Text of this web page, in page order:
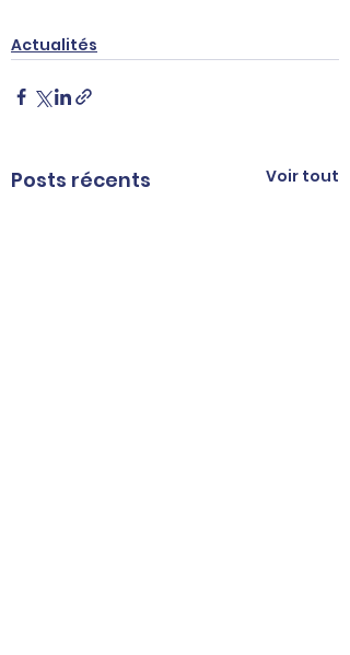
Actualités
Posts récents Voir tout